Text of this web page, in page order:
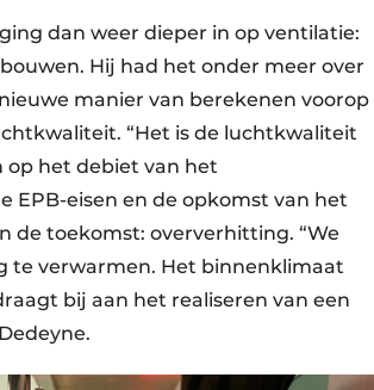
dan weer dieper in op ventilatie:
Hij had het onder meer over
manier van berekenen voorop
“Het is de luchtkwaliteit
op het debiet van het
EPB-eisen en de opkomst van het
de toekomst: oververhitting. “We
te verwarmen. Het binnenklimaat
bij aan het realiseren van een